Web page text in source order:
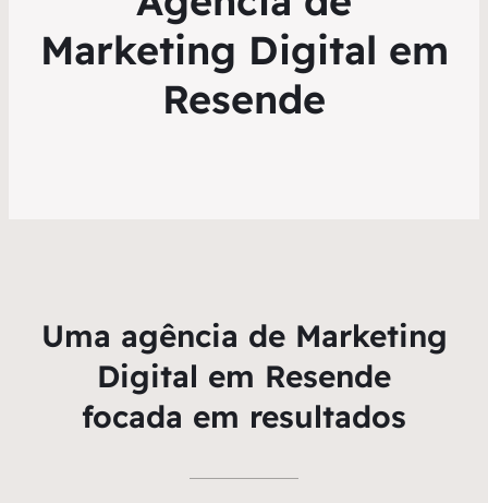
Marketing Digital em
Resende
Uma agência de Marketing
Digital em Resende
focada em resultados